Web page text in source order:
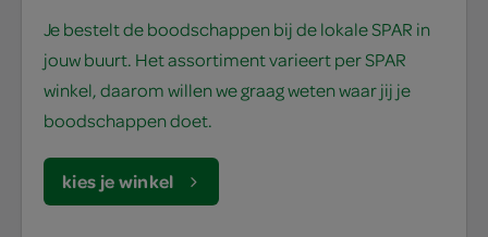
Je bestelt de boodschappen bij de lokale SPAR in
jouw buurt. Het assortiment varieert per SPAR
winkel, daarom willen we graag weten waar jij je
boodschappen doet.
kies je winkel